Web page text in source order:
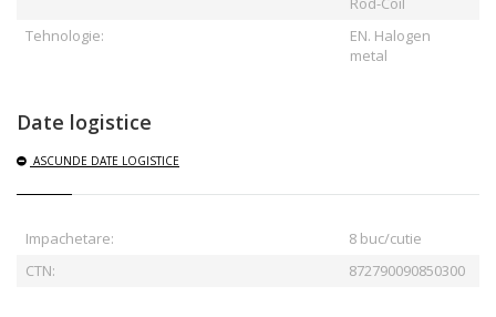
Tehnologie:
EN. Halogen
metal
Date logistice
ASCUNDE DATE LOGISTICE
Impachetare:
8 buc/cutie
CTN:
872790090850300